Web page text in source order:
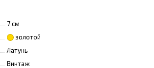
7 см
золотой
Латунь
Винтаж